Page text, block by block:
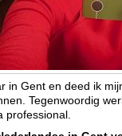
in Gent en deed ik
Tegenwoordig
professional.